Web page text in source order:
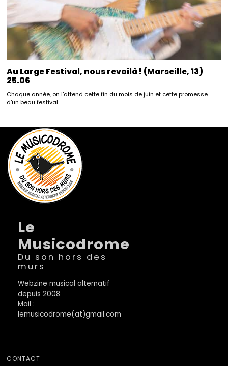
Au Large Festival, nous revoilà ! (Marseille, 13)
25.06
Chaque année, on l’attend cette fin du mois de juin et cette promesse
d’un beau festival
Le
Musicodrome
Du son hors des
murs
Webzine musical alternatif
depuis 2008
Mail :
lemusicodrome(at)gmail.com
CONTACT